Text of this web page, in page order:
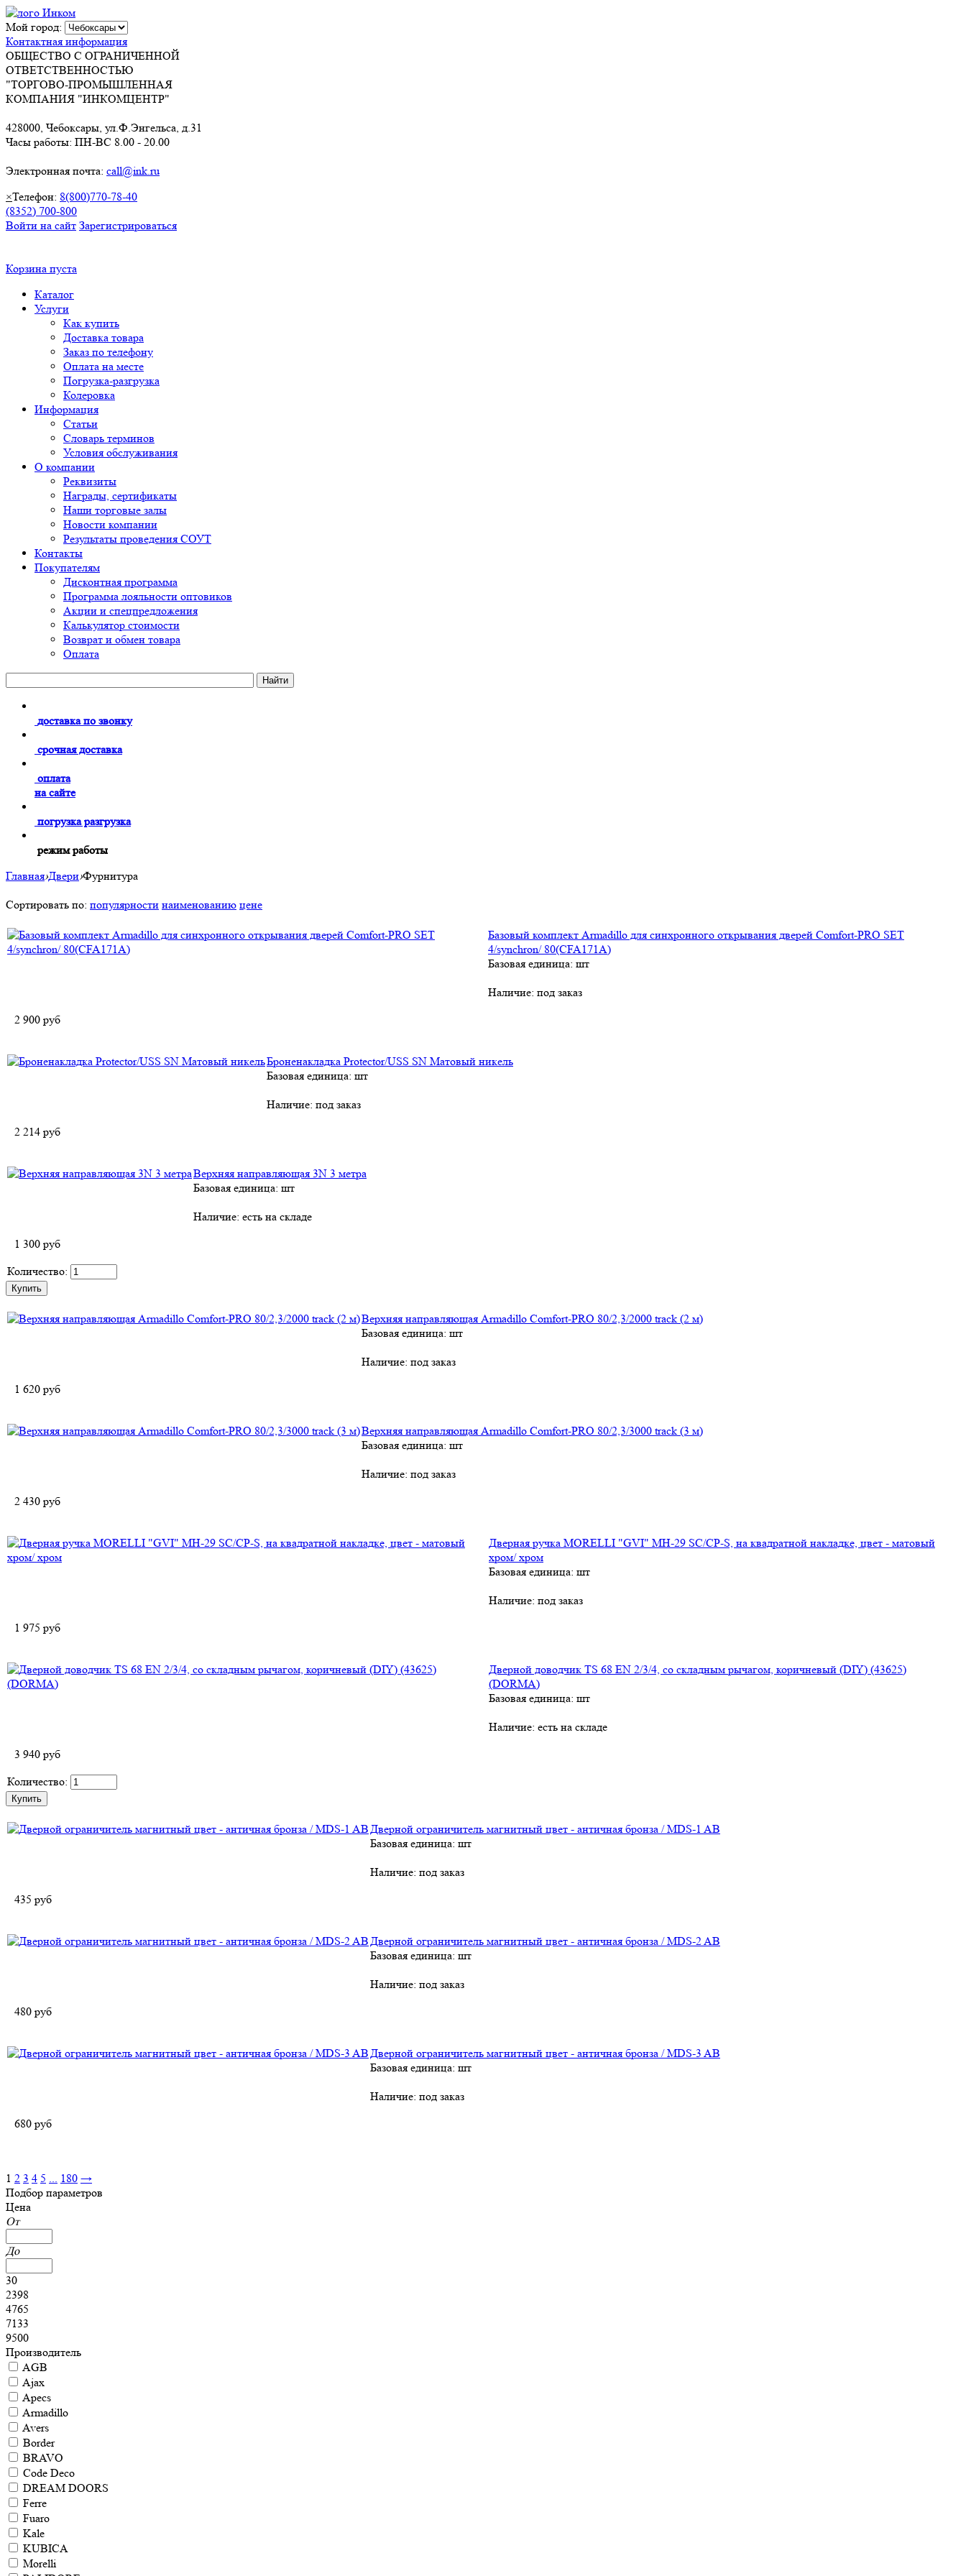
Мой город:
Контактная информация
ОБЩЕСТВО С ОГРАНИЧЕННОЙ
ОТВЕТСТВЕННОСТЬЮ
"ТОРГОВО-ПРОМЫШЛЕННАЯ
КОМПАНИЯ "ИНКОМЦЕНТР"
428000, Чебоксары, ул.Ф.Энгельса, д.31
Часы работы: ПН-ВС 8.00 - 20.00
Электронная почта: call@ink.ru
×Телефон: 8(800)770-78-40
(8352) 700-800
Войти на сайт Зарегистрироваться
Корзина пуста
Каталог
Услуги
Как купить
Доставка товара
Заказ по телефону
Оплата на месте
Погрузка-разгрузка
Колеровка
Информация
Статьи
Словарь терминов
Условия обслуживания
О компании
Реквизиты
Награды, сертификаты
Наши торговые залы
Новости компании
Результаты проведения СОУТ
Контакты
Покупателям
Дисконтная программа
Программа лояльности оптовиков
Акции и спецпредложения
Калькулятор стоимости
Возврат и обмен товара
Оплата
доставка по звонку
срочная доставка
оплата
на сайте
погрузка разгрузка
режим работы
Главная›Двери›Фурнитура
Сортировать по: популярности наименованию цене
Базовый комплект Armadillo для синхронного открывания дверей Comfort-PRO SET
4/synchron/ 80(CFA171A)
Базовая единица: шт
Наличие: под заказ
2 900 руб
Броненакладка Protector/USS SN Матовый никель
Базовая единица: шт
Наличие: под заказ
2 214 руб
Верхняя направляющая 3N 3 метра
Базовая единица: шт
Наличие: есть на складе
1 300 руб
Количество:
Верхняя направляющая Armadillo Comfort-PRO 80/2,3/2000 track (2 м)
Базовая единица: шт
Наличие: под заказ
1 620 руб
Верхняя направляющая Armadillo Comfort-PRO 80/2,3/3000 track (3 м)
Базовая единица: шт
Наличие: под заказ
2 430 руб
Дверная ручка MORELLI "GVI" MH-29 SC/CP-S, на квадратной накладке, цвет - матовый
хром/ хром
Базовая единица: шт
Наличие: под заказ
1 975 руб
Дверной доводчик TS 68 EN 2/3/4, со складным рычагом, коричневый (DIY) (43625)
(DORMA)
Базовая единица: шт
Наличие: есть на складе
3 940 руб
Количество:
Дверной ограничитель магнитный цвет - античная бронза / MDS-1 AB
Базовая единица: шт
Наличие: под заказ
435 руб
Дверной ограничитель магнитный цвет - античная бронза / MDS-2 AB
Базовая единица: шт
Наличие: под заказ
480 руб
Дверной ограничитель магнитный цвет - античная бронза / MDS-3 AB
Базовая единица: шт
Наличие: под заказ
680 руб
1 2 3 4 5 ... 180 →
Подбор параметров
Цена
От
До
30
2398
4765
7133
9500
Производитель
AGB
Ajax
Apecs
Armadillo
Avers
Border
BRAVO
Code Deco
DREAM DOORS
Ferre
Fuaro
Kale
KUBICA
Morelli